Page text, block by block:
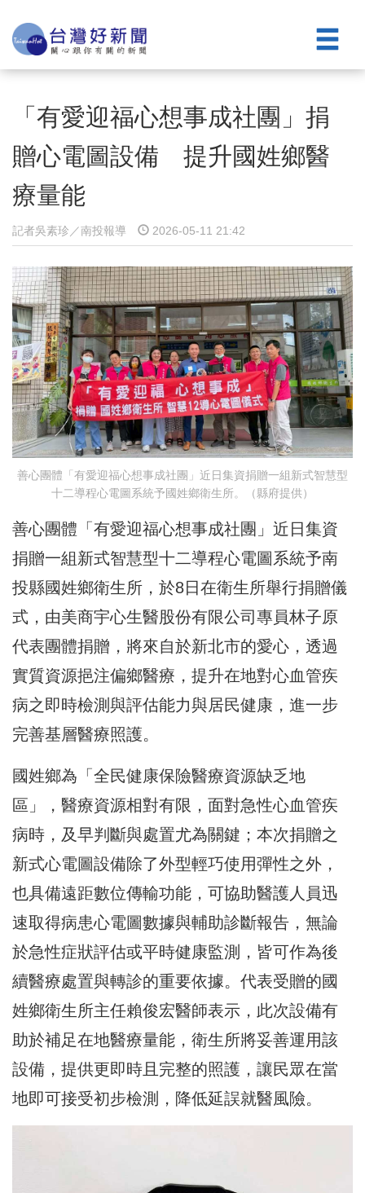
「有愛迎福心想事成社團」捐
贈心電圖設備 提升國姓鄉醫
療量能
記者吳素珍／南投報導 2026-05-11 21:42
善心團體「有愛迎福心想事成社團」近日集資捐贈一組新式智慧型
十二導程心電圖系統予國姓鄉衛生所。（縣府提供）
善心團體「有愛迎福心想事成社團」近日集資
捐贈一組新式智慧型十二導程心電圖系統予南
投縣國姓鄉衛生所，於8日在衛生所舉行捐贈儀
式，由美商宇心生醫股份有限公司專員林子原
代表團體捐贈，將來自於新北市的愛心，透過
實質資源挹注偏鄉醫療，提升在地對心血管疾
病之即時檢測與評估能力與居民健康，進一步
完善基層醫療照護。
國姓鄉為「全民健康保險醫療資源缺乏地
區」，醫療資源相對有限，面對急性心血管疾
病時，及早判斷與處置尤為關鍵；本次捐贈之
新式心電圖設備除了外型輕巧使用彈性之外，
也具備遠距數位傳輸功能，可協助醫護人員迅
速取得病患心電圖數據與輔助診斷報告，無論
於急性症狀評估或平時健康監測，皆可作為後
續醫療處置與轉診的重要依據。代表受贈的國
姓鄉衛生所主任賴俊宏醫師表示，此次設備有
助於補足在地醫療量能，衛生所將妥善運用該
設備，提供更即時且完整的照護，讓民眾在當
地即可接受初步檢測，降低延誤就醫風險。